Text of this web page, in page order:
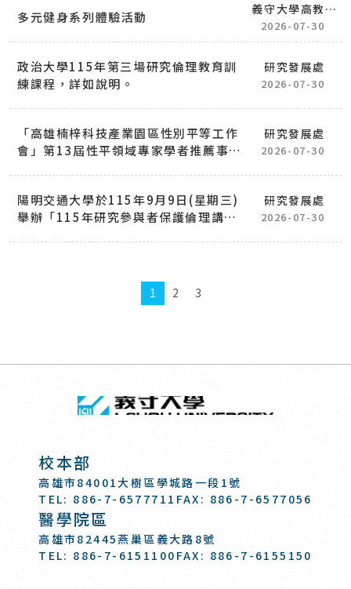
多元健身系列體驗活動
義守大學高教深
耕計畫
2026-07-30
政治大學115年第三場研究倫理教育訓
練課程，詳如說明。
研究發展處
2026-07-30
「高雄楠梓科技產業園區性別平等工作
會」第13屆性平領域專家學者推薦事
研究發展處
2026-07-30
陽明交通大學於115年9月9日(星期三)
舉辦「115年研究參與者保護倫理講習
研究發展處
2026-07-30
1 2 3
回頂端
校本部
高雄市84001大樹區學城路一段1號
TEL: 886-7-6577711 FAX: 886-7-6577056
醫學院區
高雄市82445燕巢區義大路8號
TEL: 886-7-6151100 FAX: 886-7-6155150